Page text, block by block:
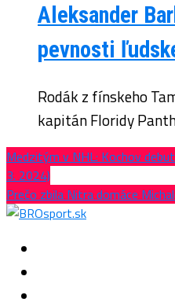
Aleksander
pevnosti
Rodák z fínskeho
kapitán Floridy
Medzitým v NHL: Kochov
3. 2024)
Prečo zbila Nitra domáce